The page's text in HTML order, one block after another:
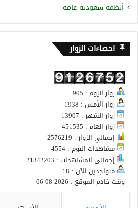
أنظمة سعودية عامة
احصاءات الزوار
زوار اليوم : 905
زوار الأمس : 1938
زوار الشهر : 13907
زوار العام : 451535
إجمالي الزوار : 2576219
مشاهدات اليوم : 4554
إجمالي المشاهدات : 21342203
متواجدين الآن : 18
وقت خادم الموقع : 2026-08-06